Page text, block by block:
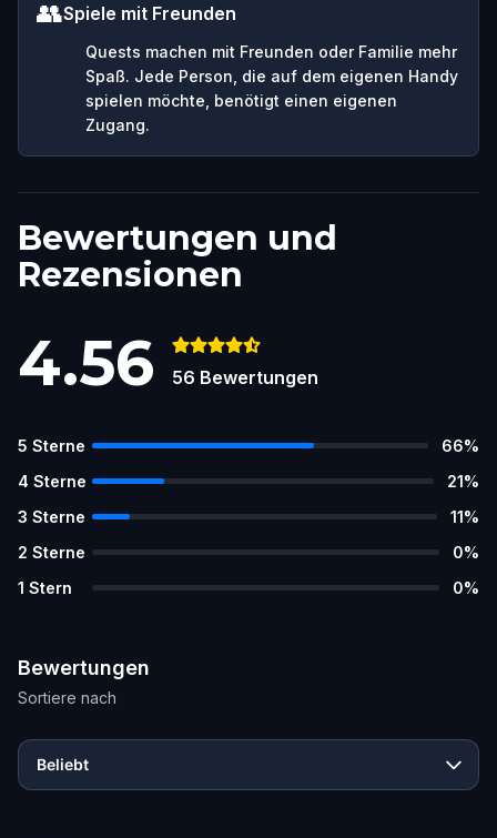
👥Spiele mit Freunden
Quests machen mit Freunden oder Familie mehr
Spaß. Jede Person, die auf dem eigenen Handy
spielen möchte, benötigt einen eigenen
Zugang.
Bewertungen und
Rezensionen
4.56 56 Bewertungen
5 Sterne 66%
4 Sterne 21%
3 Sterne 11%
2 Sterne 0%
1 Stern 0%
Bewertungen
Sortiere nach
Beliebt